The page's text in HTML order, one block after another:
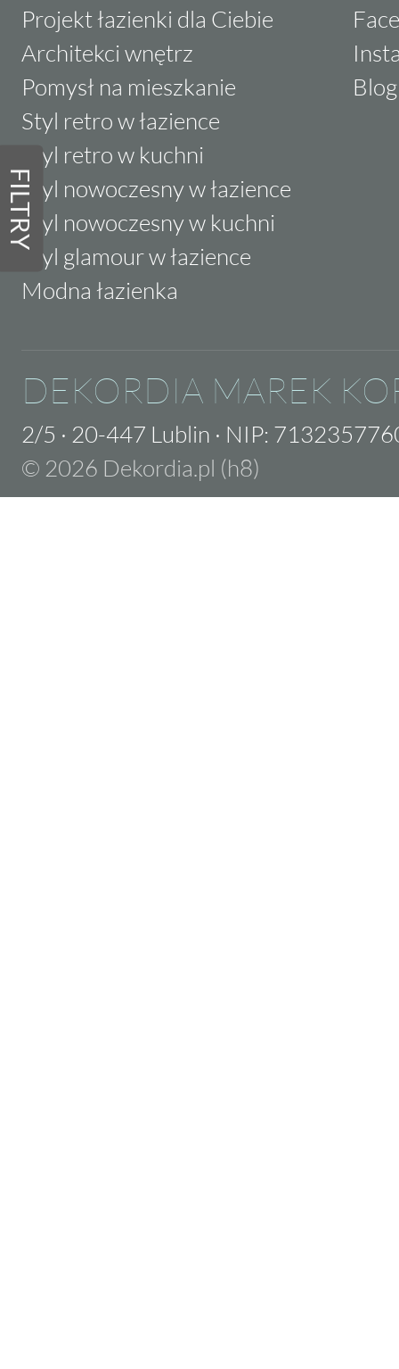
FILTRY
Projekt łazienki dla Ciebie
Architekci wnętrz
Pomysł na mieszkanie
Styl retro w łazience
Styl retro w kuchni
Styl nowoczesny w łazience
Styl nowoczesny w kuchni
Styl glamour w łazience
Modna łazienka
Blog
DEKORDIA MAREK
2/5 · 20-447 Lublin · NIP:
© 2026 Dekordia.pl (h8)